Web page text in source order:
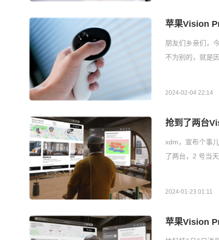
苹果Vision
朋友们乡亲们，
不为别的，就是
2024-02-04 22:14
抢到了两台
xdm，宣布个事
了两台，2 号当
2024-01-23 01:11
苹果Vision